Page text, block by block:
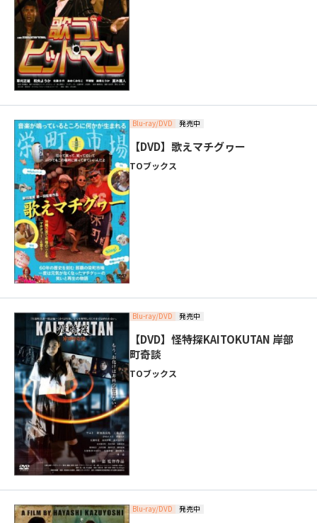
Blu-ray/DVD 発売中
【DVD】歌えマチグヮー
TOブックス
Blu-ray/DVD 発売中
【DVD】怪特探KAITOKUTAN 岸部
町奇談
TOブックス
Blu-ray/DVD 発売中